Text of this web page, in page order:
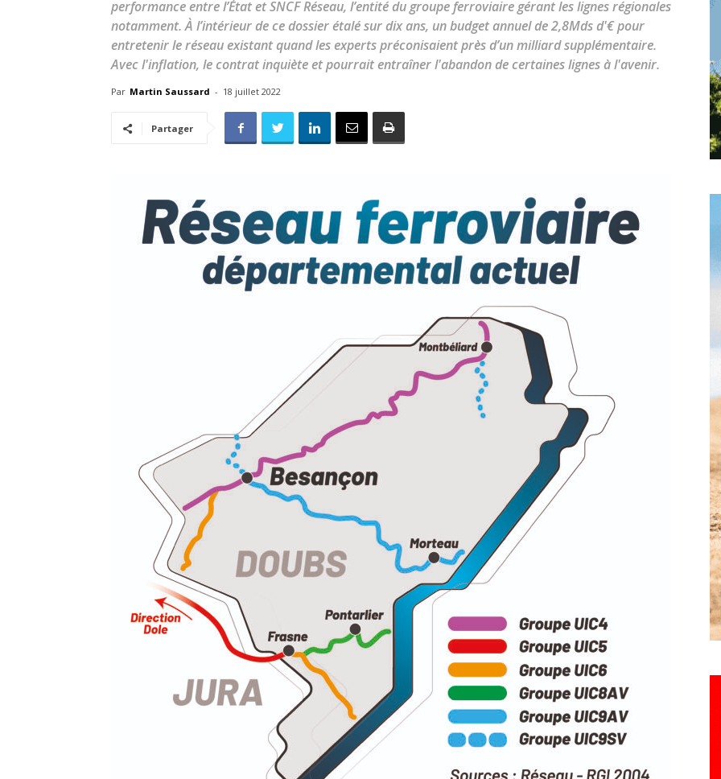
toute
locale
Hebdo25
performance entre l’État et SNCF Réseau, l’entité du groupe ferroviaire gérant les lignes régionales
notamment. À l’intérieur de ce dossier étalé sur dix ans, un budget annuel de 2,8Mds d'€ pour
entretenir le réseau existant quand les experts préconisaient près d’un milliard supplémentaire.
Avec l'inflation, le contrat inquiète et pourrait entraîner l'abandon de certaines lignes à l'avenir.
Par Martin Saussard - 18 juillet 2022
Partager